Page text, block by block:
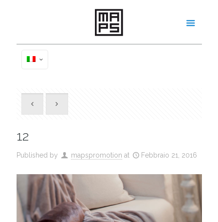
12
Published by mapspromotion at Febbraio 21, 2016